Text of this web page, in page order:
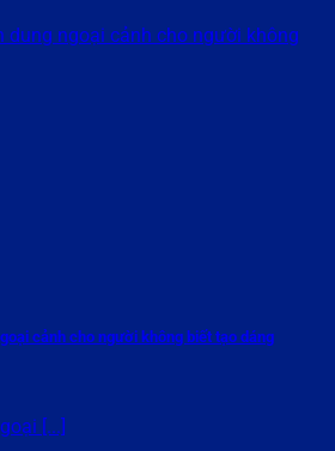
cảnh cho người không biết tạo dáng
[...]